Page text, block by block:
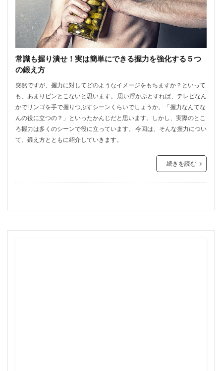
常識も握り潰せ！実は簡単にできる握力を強化する５つ
の鍛え方
突然ですが、握力に対してどのようなイメージをもちますか？といって
も、あまりピンとこないと思います。 思い浮かぶとすれば、テレビなん
かでリンゴを手で握りつぶすシーンくらいでしょうか。「握力なんてな
んの役に立つの？」といったかんじだと思います。しかし、実際のとこ
ろ握力は多くのシーンで役に立っています。 今回は、そんな握力につい
て、鍛え方とともに紹介していきます。
続きを読む